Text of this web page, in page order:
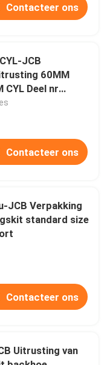
brekerverbinding
Contacteer ons
JCB
60MM
CYL Deel nr
Backhoe
Contacteer ons
JCB Verpakking
standard size
Contacteer ons
Uitrusting van